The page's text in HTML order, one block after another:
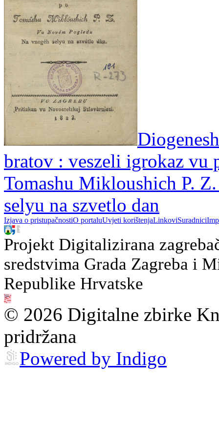
bratov : veszeli igrokaz vu
Tomashu Mikloushich P.
selyu na szvetlo dan
Izjava o pristupačnostiO portaluUvjeti korištenjaLinkoviSuradnici
Projekt Digitalizirana
sredstvima Grada Zagreba i
Republike Hrvatske
© 2026 Digitalne zbirke
pridržana
Powered by Indigo